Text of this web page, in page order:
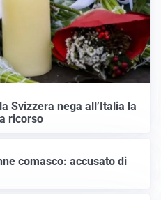
Svizzera nega all’Italia la
ricorso
comasco: accusato di